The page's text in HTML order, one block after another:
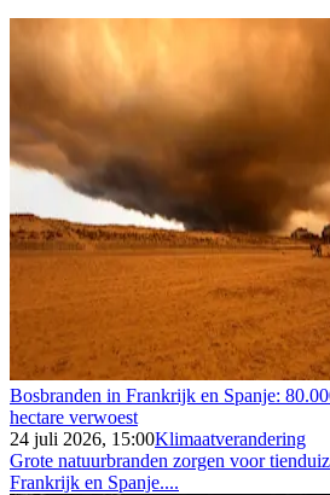
Bosbranden in Frankrijk en Spanje:
hectare verwoest
24 juli 2026, 15:00Klimaatverandering
Grote natuurbranden zorgen voor
Frankrijk en Spanje....